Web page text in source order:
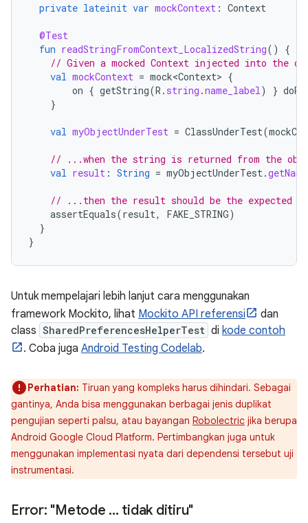
private lateinit var mockContext : Context
@Test
fun readStringFromContext_LocalizedString()
{
// Given a mocked Context injected into the
val mockContext = mock<Context> {
on { getString(R . string .name_label) }
}
val myObjectUnderTest = ClassUnderTest(
// ...when the string is returned from the
val result : String = myObjectUnderTest.getName
// ...then the result should be the expected
assertEquals(result, FAKE_STRING)
}
}
Untuk mempelajari lebih lanjut cara menggunakan
framework Mockito, lihat Mockito API referensi
dan
class SharedPreferencesHelperTest di kode contoh
. Coba juga Android Testing Codelab.
Perhatian: Tiruan yang kompleks harus dihindari. Sebagai
gantinya, Anda bisa menggunakan berbagai jenis duplikat
pengujian seperti palsu, atau bayangan Robolectric jika berupa
Android Google Cloud Platform. Pertimbangkan juga untuk
menggunakan implementasi nyata dari dependensi tersebut uji
instrumentasi.
Error: "Metode ... tidak ditiru"